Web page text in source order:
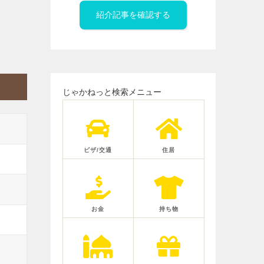
紹介記事を確認する
じゃかねっと検索メニュー
ビザ/交通 住居
お金 持ち物